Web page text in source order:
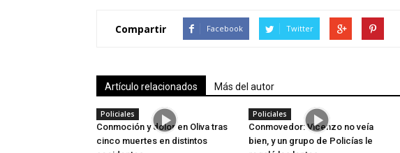
Compartir Facebook Twitter
Artículo relacionados Más del autor
Policiales
Conmoción y dolor en Oliva tras
cinco muertes en distintos
Policiales
Conmovedor: Vicenzo no veía
bien, y un grupo de Policías le